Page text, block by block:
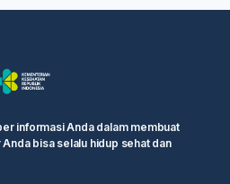
informasi Anda dalam membuat
bisa selalu hidup sehat dan